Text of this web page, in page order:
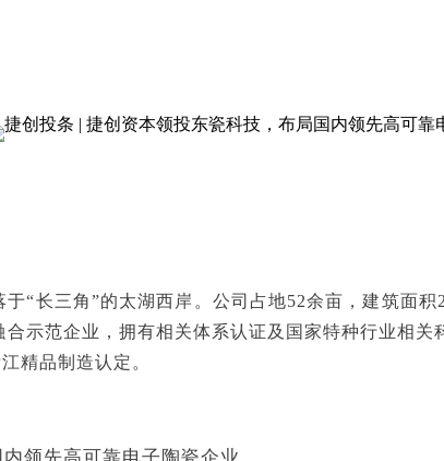
长三角”的太湖西岸。公司占地52余亩，建筑面积
示范企业，拥有相关体系认证及国家特种行业相
精品制造认定。